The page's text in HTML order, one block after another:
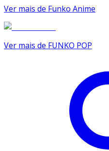
Ver mais de Funko Anime
Ver mais de FUNKO POP